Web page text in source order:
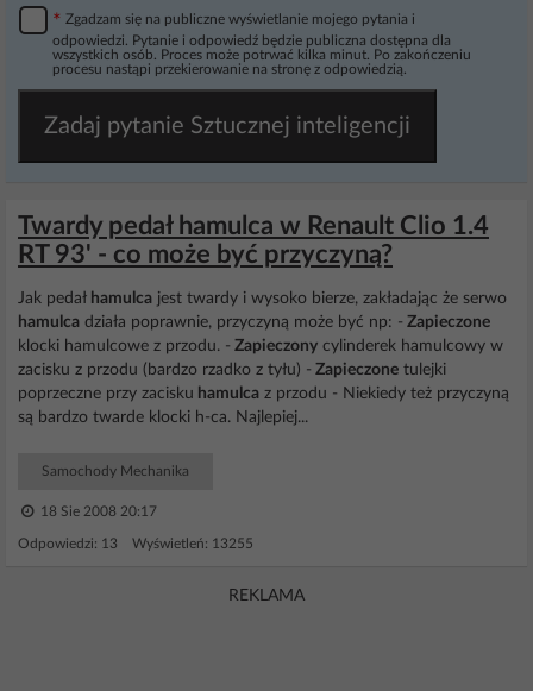
* Zgadzam się na publiczne wyświetlanie mojego pytania i
odpowiedzi. Pytanie i odpowiedź będzie publiczna dostępna dla
wszystkich osób. Proces może potrwać kilka minut. Po zakończeniu
procesu nastąpi przekierowanie na stronę z odpowiedzią.
Zadaj pytanie Sztucznej inteligencji
Twardy pedał hamulca w Renault Clio 1.4
RT 93' - co może być przyczyną?
Jak pedał hamulca jest twardy i wysoko bierze, zakładając że serwo
hamulca działa poprawnie, przyczyną może być np: - Zapieczone
klocki hamulcowe z przodu. - Zapieczony cylinderek hamulcowy w
zacisku z przodu (bardzo rzadko z tyłu) - Zapieczone tulejki
poprzeczne przy zacisku hamulca z przodu - Niekiedy też przyczyną
są bardzo twarde klocki h-ca. Najlepiej...
Samochody Mechanika
18 Sie 2008 20:17
Odpowiedzi: 13 Wyświetleń: 13255
REKLAMA